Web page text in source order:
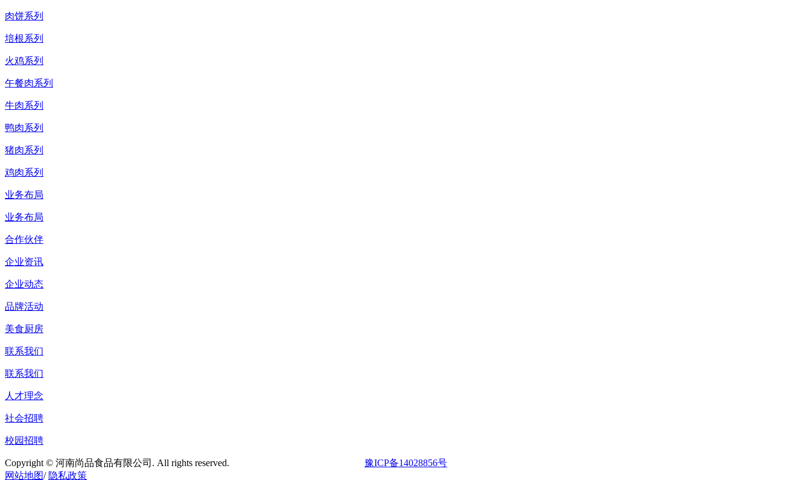
肉饼系列
培根系列
火鸡系列
午餐肉系列
牛肉系列
鸭肉系列
猪肉系列
鸡肉系列
业务布局
业务布局
合作伙伴
企业资讯
企业动态
品牌活动
美食厨房
联系我们
联系我们
人才理念
社会招聘
校园招聘
Copyright © 河南尚品食品有限公司. All rights reserved.
豫ICP备14028856号
网站地图/ 隐私政策